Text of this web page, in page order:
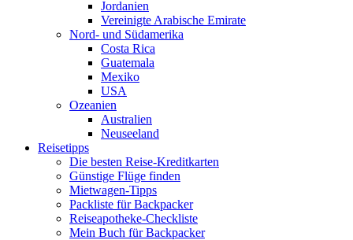
Jordanien
Vereinigte Arabische Emirate
Nord- und Südamerika
Costa Rica
Guatemala
Mexiko
USA
Ozeanien
Australien
Neuseeland
Reisetipps
Die besten Reise-Kreditkarten
Günstige Flüge finden
Mietwagen-Tipps
Packliste für Backpacker
Reiseapotheke-Checkliste
Mein Buch für Backpacker